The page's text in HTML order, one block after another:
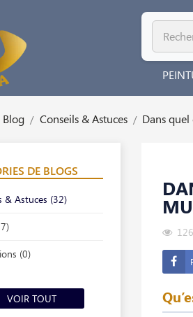
Blog Conseils & Astuces Dans
DE BLOGS
& Astuces (32)
(0)
VOIR TOUT